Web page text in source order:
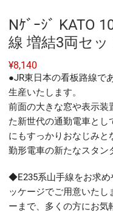
Nｹﾞｰｼﾞ KATO
線 増結3両セッ
¥8,140
●JR東日本の看板路線で
生産いたします。
前面の大きな窓や表示装
た新世代の通勤電車とし
にもすっかりおなじみと
勤形電車の新たなスタン
◆E235系山手線をお求
ッケージでご用意いた
ーまで、多くの方にお気